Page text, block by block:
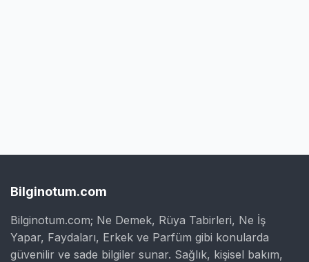
Bilginotum.com
Bilginotum.com; Ne Demek, Rüya Tabirleri, Ne İş
Yapar, Faydaları, Erkek ve Parfüm gibi konularda
güvenilir ve sade bilgiler sunar. Sağlık, kişisel bakım,